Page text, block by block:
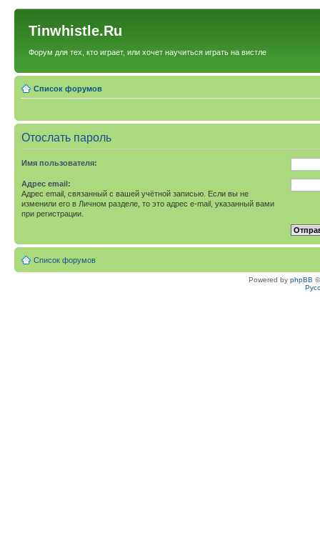
Tinwhistle.Ru
Форум для тех, кто играет, или хочет научиться играть на вистле
Список форумов
Отослать пароль
Имя пользователя:
Адрес email:
Адрес email, связанный с вашей учётной записью. Если вы не
изменили его в Личном разделе, то это адрес e-mail, указанный вами
при регистрации.
Список форумов
Powered by phpBB